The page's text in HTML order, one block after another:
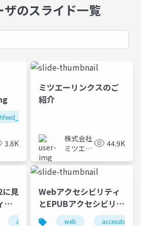
ザのスライド一覧
3.8K
ミツエーリンクスのご
紹介
株式会社
ミツエー
44.9K
見
関
a11y アクセシビリティ
Webアクセシビリティ
とEPUBアクセシビリテ
ィ
web accessibility